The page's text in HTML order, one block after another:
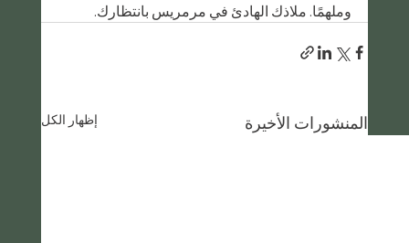
وملهمًا. ملاذك الهادئ في مرمريس بانتظارك.
المنشورات الأخيرة إظهار الكل